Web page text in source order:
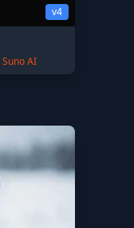
v4
Suno AI